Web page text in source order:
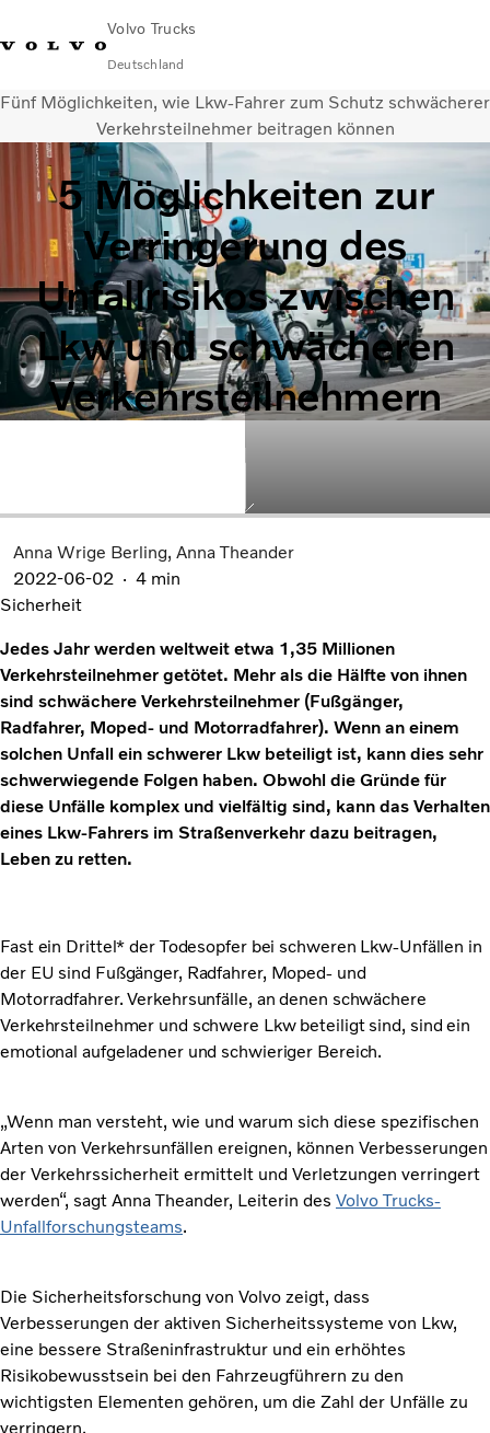
Volvo Trucks
Deutschland
089 - 800 74-0Kontakt EinloggenLkw-Konfigurator Deutschland
Transportlösungen
Services
Händler & Werkstätten
News
Über uns
Karriere
Technisches
Fünf Möglichkeiten, wie Lkw-Fahrer zum Schutz schwächerer
Verkehrsteilnehmer beitragen können
5 Möglichkeiten zur
Verringerung des
Unfallrisikos zwischen
Lkw und schwächeren
Verkehrsteilnehmern
Anna Wrige Berling Anna Theander
2022-06-02
4 min
Sicherheit
Jedes Jahr werden weltweit etwa 1,35 Millionen
Verkehrsteilnehmer getötet. Mehr als die Hälfte von ihnen
sind schwächere Verkehrsteilnehmer (Fußgänger,
Radfahrer, Moped- und Motorradfahrer). Wenn an einem
solchen Unfall ein schwerer Lkw beteiligt ist, kann dies sehr
schwerwiegende Folgen haben. Obwohl die Gründe für
diese Unfälle komplex und vielfältig sind, kann das Verhalten
eines Lkw-Fahrers im Straßenverkehr dazu beitragen,
Leben zu retten.
Fast ein Drittel* der Todesopfer bei schweren Lkw-Unfällen in
der EU sind Fußgänger, Radfahrer, Moped- und
Motorradfahrer. Verkehrsunfälle, an denen schwächere
Verkehrsteilnehmer und schwere Lkw beteiligt sind, sind ein
emotional aufgeladener und schwieriger Bereich.
„Wenn man versteht, wie und warum sich diese spezifischen
Arten von Verkehrsunfällen ereignen, können Verbesserungen
der Verkehrssicherheit ermittelt und Verletzungen verringert
werden“, sagt Anna Theander, Leiterin des VolvoTrucks-
Unfallforschungsteams.
Die Sicherheitsforschung von Volvo zeigt, dass
Verbesserungen der aktiven Sicherheitssysteme von Lkw,
eine bessere Straßeninfrastruktur und ein erhöhtes
Risikobewusstsein bei den Fahrzeugführern zu den
wichtigsten Elementen gehören, um die Zahl der Unfälle zu
verringern.